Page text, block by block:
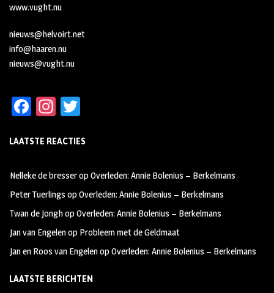
www.vught.nu
nieuws@helvoirt.net
info@haaren.nu
nieuws@vught.nu
Fa
b
oo
k
In
ag
m
tt
LAATSTE REACTIES
Nelleke de bresseropOverleden: Annie Bolenius – Berkelmans
Peter Tuerlings opOverleden: Annie Bolenius – Berkelmans
Twan de JonghopOverleden: Annie Bolenius – Berkelmans
Jan van Engelenop Probleem met de Geldmaat
Jan en Roos van EngelenopOverleden: Annie Bolenius – Berkelmans
LAATSTE BERICHTEN